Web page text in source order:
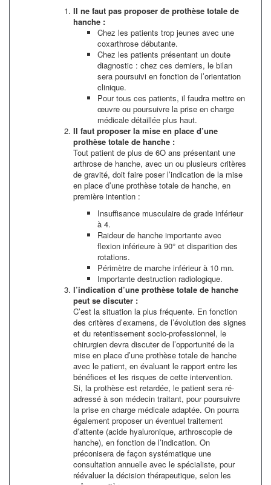
Il ne faut pas proposer de prothèse totale de
hanche :
Chez les patients trop jeunes avec une
coxarthrose débutante.
Chez les patients présentant un doute
diagnostic : chez ces derniers, le bilan
sera poursuivi en fonction de l’orientation
clinique.
Pour tous ces patients, il faudra mettre en
œuvre ou poursuivre la prise en charge
médicale détaillée plus haut.
Il faut proposer la mise en place d’une
prothèse totale de hanche :
Tout patient de plus de 6O ans présentant une
arthrose de hanche, avec un ou plusieurs critères
de gravité, doit faire poser l’indication de la mise
en place d’une prothèse totale de hanche, en
première intention :
Insuffisance musculaire de grade inférieur
à 4.
Raideur de hanche importante avec
flexion inférieure à 90° et disparition des
rotations.
Périmètre de marche inférieur à 10 mn.
Importante destruction radiologique.
l’indication d’une prothèse totale de hanche
peut se discuter :
C’est la situation la plus fréquente. En fonction
des critères d’examens, de l’évolution des signes
et du retentissement socio-professionnel, le
chirurgien devra discuter de l’opportunité de la
mise en place d’une prothèse totale de hanche
avec le patient, en évaluant le rapport entre les
bénéfices et les risques de cette intervention.
Si, la prothèse est retardée, le patient sera ré-
adressé à son médecin traitant, pour poursuivre
la prise en charge médicale adaptée. On pourra
également proposer un éventuel traitement
d’attente (acide hyaluronique, arthroscopie de
hanche), en fonction de l’indication. On
préconisera de façon systématique une
consultation annuelle avec le spécialiste, pour
réévaluer la décision thérapeutique, selon les